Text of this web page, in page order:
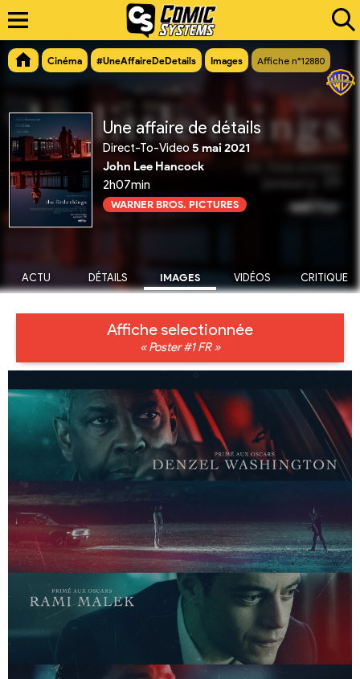
Cinéma #UneAffaireDeDetails Images Affiche n°12880
Une affaire de détails
Direct-To-Video 5 mai 2021
John Lee Hancock
2h07min
WARNER BROS. PICTURES
ACTU DÉTAILS IMAGES VIDÉOS CRITIQUE
Affiche selectionnée
« Poster #1 FR »